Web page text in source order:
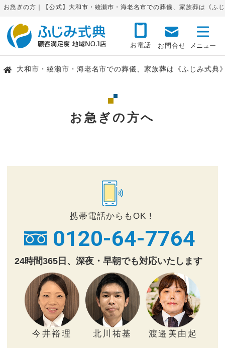
お急ぎの方｜【公式】大和市・綾瀬市・海老名市での葬儀、家族葬は《ふ
お電話 お問合せ
大和市・綾瀬市・海老名市での葬儀、家族葬は《ふじみ式典
お急ぎの方へ
携帯電話からもOK！
0120-64-7764
24時間365日、深夜・早朝でも対応いたします
今井裕理 北川祐基 渡邉美由起